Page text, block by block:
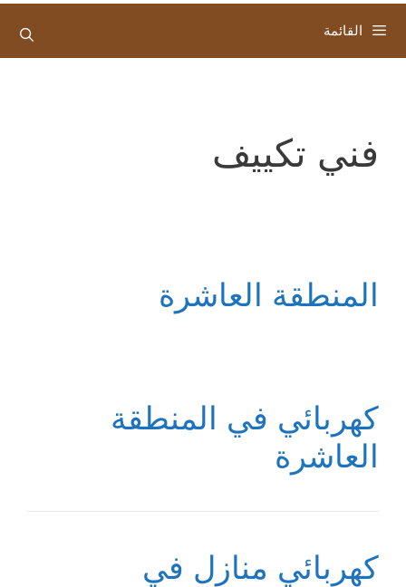
القائمة
فني تكييف
المنطقة العاشرة
كهربائي في المنطقة
العاشرة
كهربائي منازل في